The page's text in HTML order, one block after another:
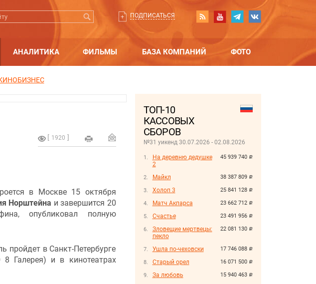
ПОДПИСАТЬСЯ
АНАЛИТИКА ФИЛЬМЫ БАЗА КОМПАНИЙ ФОТО
ТОП-10
КАССОВЫХ
СБОРОВ
№31 уикенд 30.07.2026 - 02.08.2026
45 939 740 руб.
На деревню дедушке
2
38 387 809 руб.
Майкл
25 841 128 руб.
Холоп 3
23 662 712 руб.
Матч Акпарса
23 491 956 руб.
Счастье
22 081 130 руб.
Зловещие мертвецы:
пекло
17 746 088 руб.
Ушла по-чеховски
16 071 500 руб.
Старый орел
15 940 463 руб.
За любовь
1920
в Москве 15 октября
Норштейна и завершится 20
опубликовал полную
пройдет в Санкт-Петербурге
8 Галерея) и в кинотеатрах